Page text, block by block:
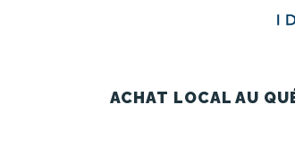
ACHAT LOCAL AU